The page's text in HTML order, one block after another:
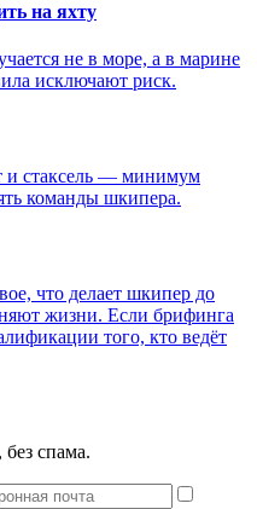
на яхту
не в море, а в марине
исключают риск.
и стаксель — минимум
команды шкипера.
что делает шкипер до
жизни. Если брифинга
того, кто ведёт
спама.